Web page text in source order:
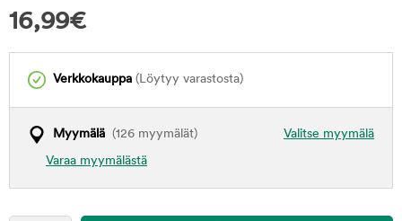
16,99€
Verkkokauppa (Löytyy varastosta)
Valitse myymälä
Myymälä (126 myymälät)
Varaa myymälästä